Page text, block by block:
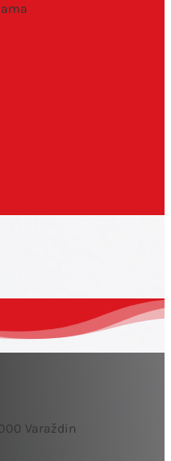
kada budem
Varaždin